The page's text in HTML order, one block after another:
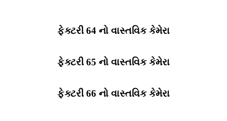
ફેક્ટરી 64 નો વાસ્તવિક કેમેરા
ફેક્ટરી 65 નો વાસ્તવિક કેમેરા
ફેક્ટરી 66 નો વાસ્તવિક કેમેરા